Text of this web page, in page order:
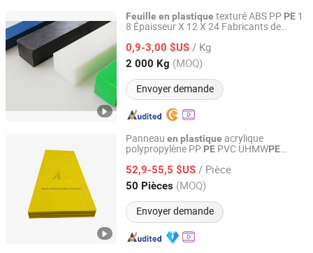
Feuille en plastique texturé ABS PP PE 1
8 Épaisseur X 12 X 24 Fabricants de
0,9-3,00 $US / Kg
2 000 Kg (MOQ)
Envoyer demande
Guangdong Haowei New Materials Technology Co., Ltd
Guangdong, China Depuis 2025
Panneau en plastique acrylique
polypropylène PP PE PVC UHMWPE
52,9-55,5 $US / Pièce
50 Pièces (MOQ)
Envoyer demande
Abosn (Qingdao) New Plastic Products Co., Ltd.
Shandong, China Depuis 2022